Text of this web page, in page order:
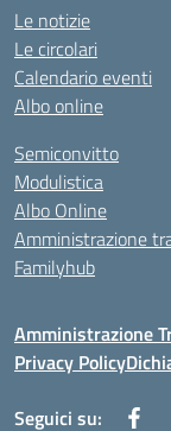
Le notizie
Le circolari
Calendario eventi
Albo online
Semiconvitto
Modulistica
Albo Online
Amministrazione
Familyhub
Amministrazione
Privacy Policy
Seguici su: